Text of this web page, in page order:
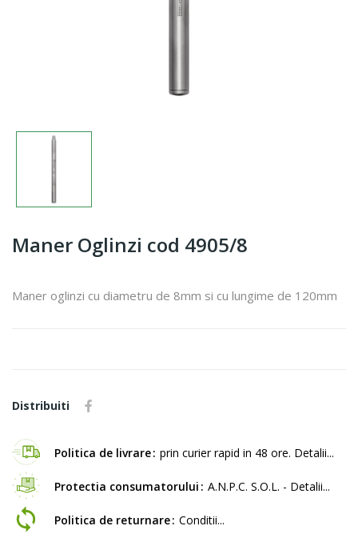
Maner Oglinzi cod 4905/8
Maner oglinzi cu diametru de 8mm si cu lungime de 120mm
Distribuiti
Politica de livrare prin curier rapid in 48 ore. Detalii...
Protectia consumatorului A.N.P.C. S.O.L. - Detalii...
Politica de returnare Conditii...